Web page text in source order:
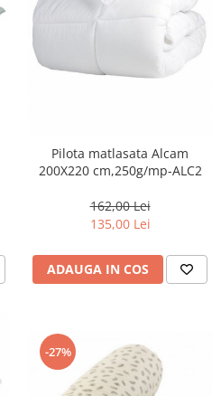
Pilota matlasata Alcam
200X220 cm,250g/mp-ALC2
162,00 Lei
135,00 Lei
ADAUGA IN COS
-27%